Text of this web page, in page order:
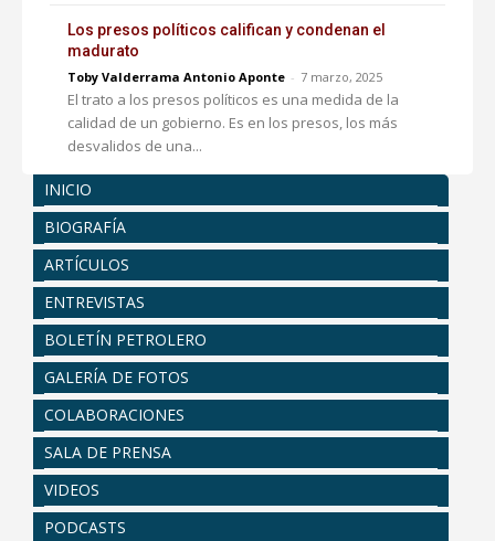
Los presos políticos califican y condenan el
madurato
Toby Valderrama Antonio Aponte - 7 marzo, 2025
El trato a los presos políticos es una medida de la
calidad de un gobierno. Es en los presos, los más
desvalidos de una...
INICIO
BIOGRAFÍA
ARTÍCULOS
ENTREVISTAS
BOLETÍN PETROLERO
GALERÍA DE FOTOS
COLABORACIONES
SALA DE PRENSA
VIDEOS
PODCASTS